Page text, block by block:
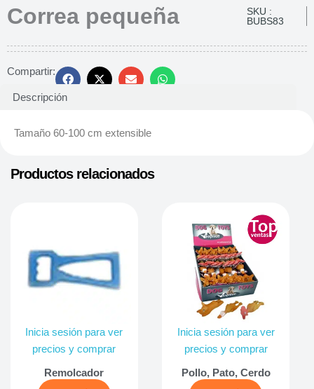
Correa pequeña
SKU :
BUBS83
Compartir:
Descripción
Tamaño 60-100 cm extensible
Productos relacionados
Inicia sesión para ver
precios y comprar
Remolcador
Inicia sesión para ver
precios y comprar
Pollo, Pato, Cerdo